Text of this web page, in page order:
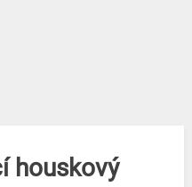
houskový